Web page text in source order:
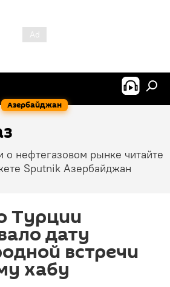
Азербайджан
о нефтегазовом рынке читайте
Sputnik Азербайджан
Турции
дату
встречи
хабу